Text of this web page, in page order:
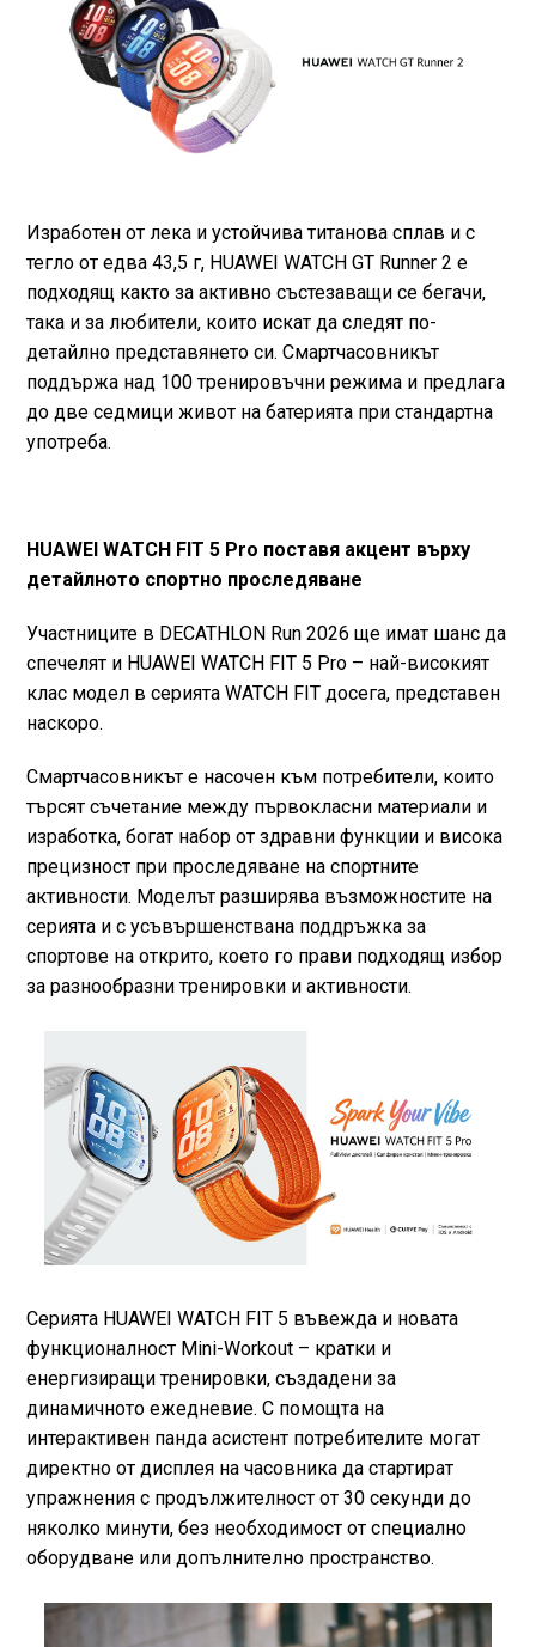
Изработен от лека и устойчива титанова сплав и с
тегло от едва 43,5 г, HUAWEI WATCH GT Runner 2 е
подходящ както за активно състезаващи се бегачи,
така и за любители, които искат да следят по-
детайлно представянето си. Смартчасовникът
поддържа над 100 тренировъчни режима и предлага
до две седмици живот на батерията при стандартна
употреба.
HUAWEI WATCH FIT 5 Pro поставя акцент върху
детайлното спортно проследяване
Участниците в DECATHLON Run 2026 ще имат шанс да
спечелят и HUAWEI WATCH FIT 5 Pro – най-високият
клас модел в серията WATCH FIT досега, представен
наскоро.
Смартчасовникът е насочен към потребители, които
търсят съчетание между първокласни материали и
изработка, богат набор от здравни функции и висока
прецизност при проследяване на спортните
активности. Моделът разширява възможностите на
серията и с усъвършенствана поддръжка за
спортове на открито, което го прави подходящ избор
за разнообразни тренировки и активности.
Серията HUAWEI WATCH FIT 5 въвежда и новата
функционалност Mini-Workout – кратки и
енергизиращи тренировки, създадени за
динамичното ежедневие. С помощта на
интерактивен панда асистент потребителите могат
директно от дисплея на часовника да стартират
упражнения с продължителност от 30 секунди до
няколко минути, без необходимост от специално
оборудване или допълнително пространство.